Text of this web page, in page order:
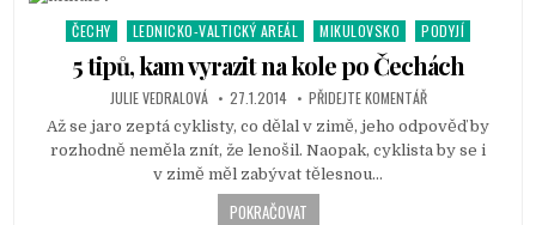
P
s
e
d
ČECHY LEDNICKO-VALTICKÝ AREÁL MIKULOVSKO PODYJÍ
5 tipů, kam vyrazit na kole po Čechách
JULIE VEDRALOVÁ 27.1.2014 PŘIDEJTE KOMENTÁŘ
Až se jaro zeptá cyklisty, co dělal v zimě, jeho odpověď by
rozhodně neměla znít, že lenošil. Naopak, cyklista by se i
v zimě měl zabývat tělesnou…
POKRAČOVAT